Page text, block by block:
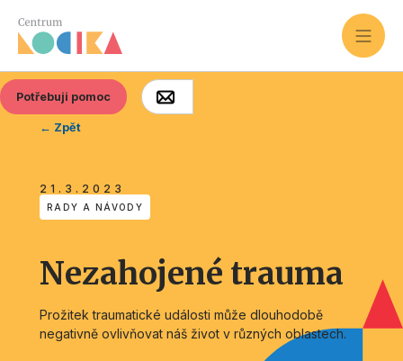
Potřebuji pomoc
← Zpět
21.3.2023
RADY A NÁVODY
Nezahojené trauma
Prožitek traumatické události může dlouhodobě
negativně ovlivňovat náš život v různých oblastech.